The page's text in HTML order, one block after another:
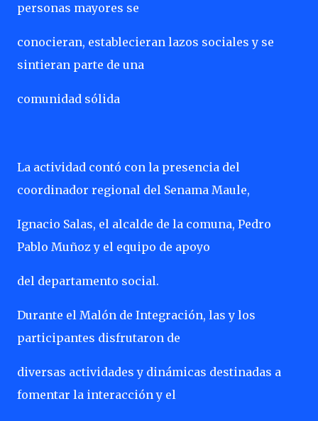
personas mayores se
conocieran, establecieran lazos sociales y se
sintieran parte de una
comunidad sólida
La actividad contó con la presencia del
coordinador regional del Senama Maule,
Ignacio Salas, el alcalde de la comuna, Pedro
Pablo Muñoz y el equipo de apoyo
del departamento social.
Durante el Malón de Integración, las y los
participantes disfrutaron de
diversas actividades y dinámicas destinadas a
fomentar la interacción y el